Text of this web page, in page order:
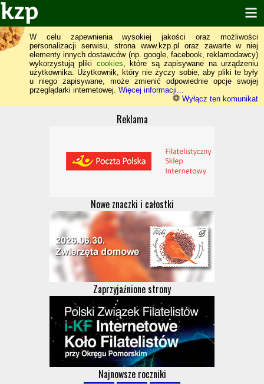
W celu zapewnienia wysokiej jakości oraz możliwości
personalizacji serwisu, strona www.kzp.pl oraz zawarte w niej
elementy innych dostawców (np. google, facebook, reklamodawcy)
wykorzystują pliki cookies, które są zapisywane na urządzeniu
użytkownika. Użytkownik, który nie życzy sobie, aby pliki te były
u niego zapisywane, może zmienić odpowiednie opcje swojej
przeglądarki internetowej. Więcej informacji...
Wyłącz ten komunikat
Reklama
Nowe znaczki i całostki
Zaprzyjaźnione strony
Najnowsze roczniki